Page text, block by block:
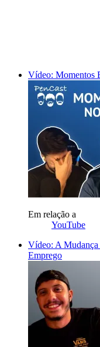
Vídeo: Momentos
Em relação a
YouTube
Vídeo: A Mudança
Emprego